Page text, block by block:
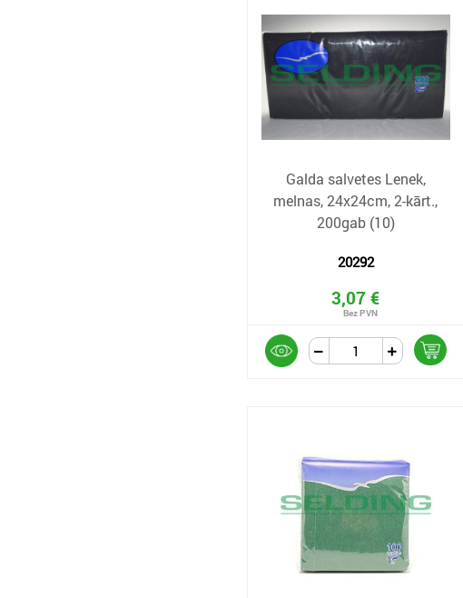
Galda salvetes Lenek,
melnas, 24x24cm, 2-kārt.,
200gab (10)
20292
3,07 €